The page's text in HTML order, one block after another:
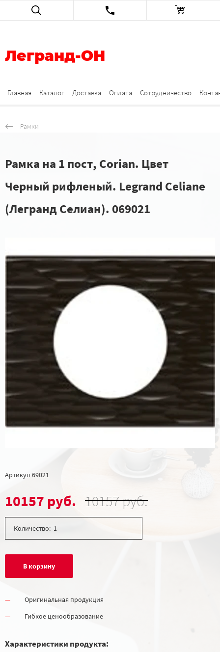
Легранд-ОН
Главная Каталог Доставка Оплата Сотрудничество
Рамки
Рамка на 1 пост, Corian. Цвет
Черный рифленый. Legrand Celiane
(Легранд Селиан). 069021
Артикул 69021
10157 руб. 10157 руб.
Количество:
В корзину
Оригинальная продукция
Гибкое ценообразование
Характеристики продукта: